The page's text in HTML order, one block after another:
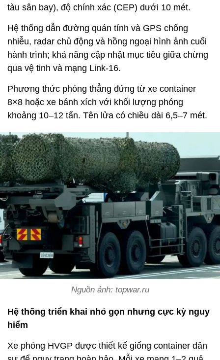
tàu sân bay), độ chính xác (CEP) dưới 10 mét.
Hệ thống dẫn đường quán tính và GPS chống
nhiễu, radar chủ động và hồng ngoại hình ảnh cuối
hành trình; khả năng cập nhật mục tiêu giữa chừng
qua vệ tinh và mạng Link-16.
Phương thức phóng thẳng đứng từ xe container
8×8 hoặc xe bánh xích với khối lượng phóng
khoảng 10–12 tấn. Tên lửa có chiều dài 6,5–7 mét.
Nguồn ảnh: topwar.ru
Hệ thống triển khai nhỏ gọn nhưng cực kỳ nguy
hiểm
Xe phóng HVGP được thiết kế giống container dân